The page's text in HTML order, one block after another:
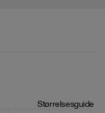
Størrelsesguide